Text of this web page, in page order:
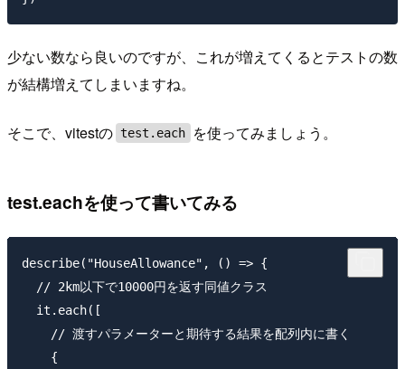
少ない数なら良いのですが、これが増えてくるとテストの数
が結構増えてしまいますね。
そこで、vitestの test.each を使ってみましょう。
test.eachを使って書いてみる
describe("HouseAllowance", () => {
  // 2km以下で10000円を返す同値クラス
  it.each([
    // 渡すパラメーターと期待する結果を配列内に書く
    {